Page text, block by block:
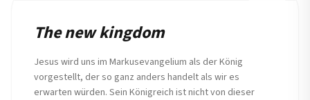
The new kingdom
Jesus wird uns im Markusevangelium als der König
vorgestellt, der so ganz anders handelt als wir es
erwarten würden. Sein Königreich ist nicht von dieser